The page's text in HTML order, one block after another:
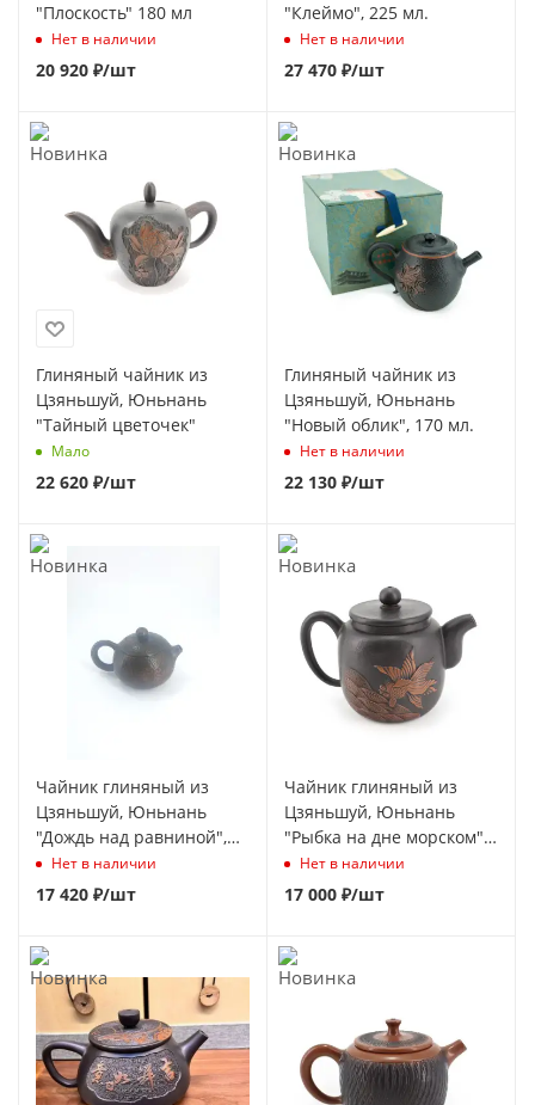
"Плоскость" 180 мл
Нет в наличии
20 920 ₽/шт
"Клеймо", 225 мл.
Нет в наличии
27 470 ₽/шт
Глиняный чайник из
Цзяньшуй, Юньнань
"Тайный цветочек"
Мало
22 620 ₽/шт
Глиняный чайник из
Цзяньшуй, Юньнань
"Новый облик", 170 мл.
Нет в наличии
22 130 ₽/шт
Чайник глиняный из
Цзяньшуй, Юньнань
"Дождь над равниной",
125 мл.
Нет в наличии
17 420 ₽/шт
Чайник глиняный из
Цзяньшуй, Юньнань
"Рыбка на дне морском",
200 мл
Нет в наличии
17 000 ₽/шт